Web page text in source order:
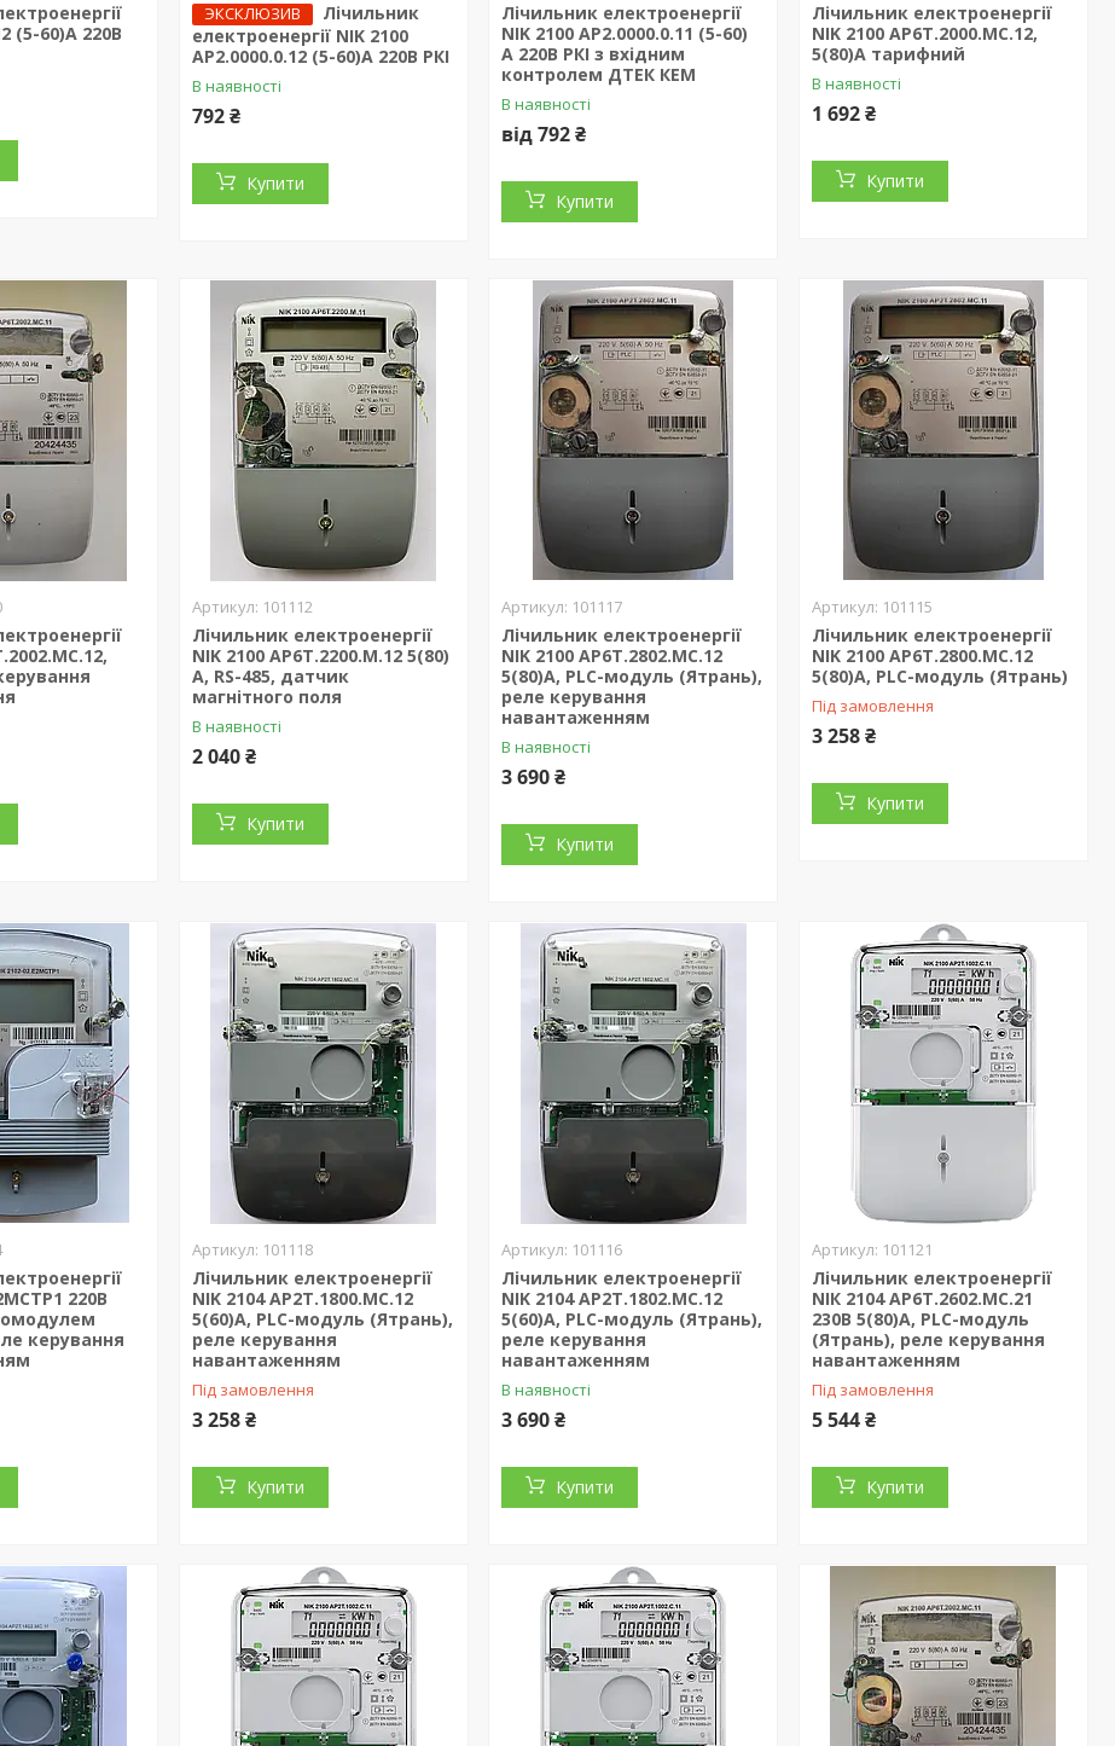
(5-60)А 220В
ЭКСКЛЮЗИВ
Лічильник
електроенергії NIK 2100
AP2.0000.0.12 (5-60)А 220В РКІ
В наявності
792 ₴
Купити
Лічильник електроенергії
NIK 2100 AP2.0000.0.11 (5-60)
А 220В РКІ з вхідним
контролем ДТЕК КЕМ
В наявності
від 792 ₴
Купити
Лічильник електроенергії
NIK 2100 AP6Т.2000.MC.12,
5(80)А тарифний
В наявності
1 692 ₴
Купити
101112
Лічильник електроенергії
NIK 2100 AP6T.2200.M.12 5(80)
А, RS-485, датчик
магнітного поля
В наявності
2 040 ₴
Купити
101117
Лічильник електроенергії
NIK 2100 AP6T.2802.MС.12
5(80)А, PLC-модуль (Ятрань),
реле керування
навантаженням
В наявності
3 690 ₴
Купити
101115
Лічильник електроенергії
NIK 2100 AP6T.2800.MС.12
5(80)А, PLC-модуль (Ятрань)
Під замовлення
3 258 ₴
Купити
220В
керування
101118
Лічильник електроенергії
NIK 2104 AP2T.1800.МС.12
5(60)А, PLC-модуль (Ятрань),
реле керування
навантаженням
Під замовлення
3 258 ₴
Купити
101116
Лічильник електроенергії
NIK 2104 AP2T.1802.МС.12
5(60)А, PLC-модуль (Ятрань),
реле керування
навантаженням
В наявності
3 690 ₴
Купити
101121
Лічильник електроенергії
NІК 2104 AP6T.2602.MC.21
230В 5(80)А, PLC-модуль
(Ятрань), реле керування
навантаженням
Під замовлення
5 544 ₴
Купити